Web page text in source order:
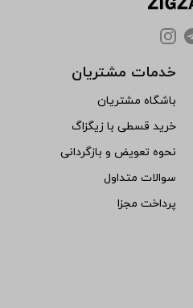
خدمات مشتریان
باشگاه مشتریان
خرید قسطی با زیگزاگ
نحوه تعویض و بازگردانی
سوالات متداول
پرداخت مجزا